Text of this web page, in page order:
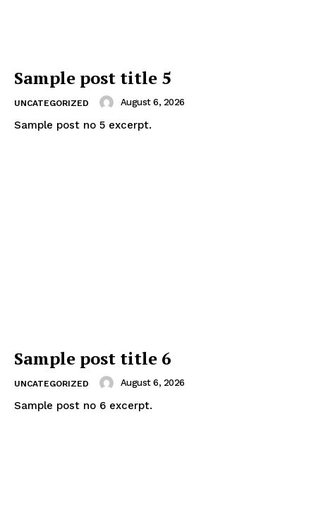
Sample post title 5
UNCATEGORIZED August 6, 2026
Sample post no 5 excerpt.
Sample post title 6
UNCATEGORIZED August 6, 2026
Sample post no 6 excerpt.